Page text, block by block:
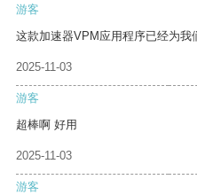
游客
这款加速器VPM应用程序已经为我
2025-11-03
游客
超棒啊 好用
2025-11-03
游客